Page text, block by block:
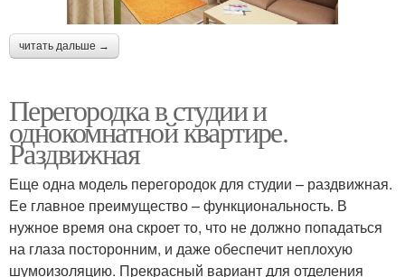
читать дальше →
Перегородка в студии и
однокомнатной квартире.
Раздвижная
Еще одна модель перегородок для студии – раздвижная.
Ее главное преимущество – функциональность. В
нужное время она скроет то, что не должно попадаться
на глаза посторонним, и даже обеспечит неплохую
шумоизоляцию. Прекрасный вариант для отделения